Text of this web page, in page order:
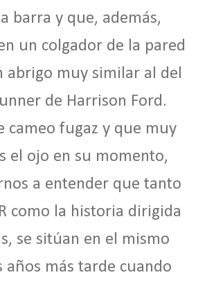
barra y que, además,
un colgador de la pared
abrigo muy similar al del
de Harrison Ford.
cameo fugaz y que muy
el ojo en su momento,
a entender que tanto
como la historia dirigida
se sitúan en el mismo
años más tarde cuando